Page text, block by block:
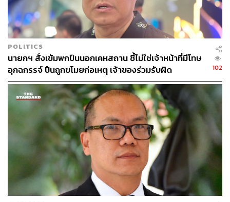
ก็มีตำรวจบางนายมองว่า การกำหนดเกณฑ์จำนวนนี้มากเกิน
ไปหรือไม่ แต่ก็ไม่มีการสะท้อนว่ามาตรการดังกล่าวจะทำให้
มีการปฏิบัติหน้าที่ได้ยากขึ้น
“เราเปลี่ยนแนวคิดว่าผู้เสพถือเป็นผู้ป่วย แล้วเราเห็นว่า
มาตรการนี้ถือเป็นมาตรการที่กระทรวงสาธารณสุขและเจ้า
หน้าที่ผู้ปฏิบัติงานเห็นพ้องต้องกัน ไม่ได้กำหนดขึ้นมาโดยใช้
ความรู้สึก” พ.ต.อ. ทวี กล่าว
TAGS: ยาเสพติด อนุทิน ชาญวีรกูล
ป.ป.ส.
สมศักดิ์ เทพสุทิน
ทวี สอดส่อง
POLITICS
นายกฯ สั่งเข้มพกปืนนอกเคหสถาน ชี้ไม่ใช่เจ้าหน้าที่มีโทษ
อุกฉกรรจ์ ปืนถูกขโมยก่อเหตุ เจ้าของร่วมรับผิด
102